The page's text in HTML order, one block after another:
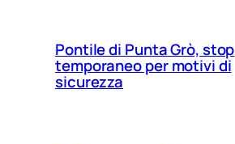
Pontile di Punta Grò, stop
temporaneo per motivi di
sicurezza